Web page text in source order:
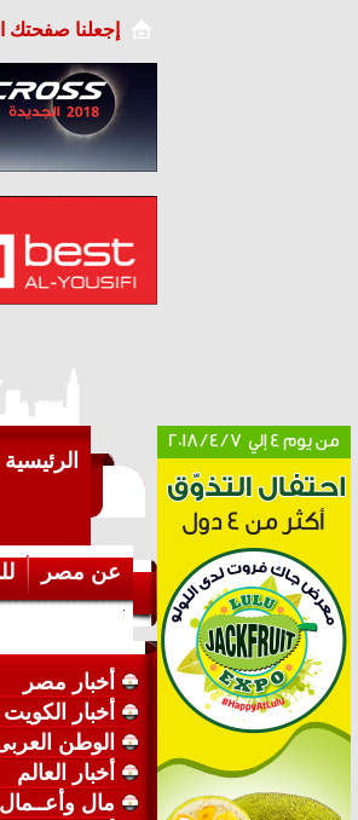
إجعلنا صفحتك
الرئيسية
عن مصر
أخبار مصر
أخبار الكويت
الوطن
أخبار العالم
مال وأعــمال